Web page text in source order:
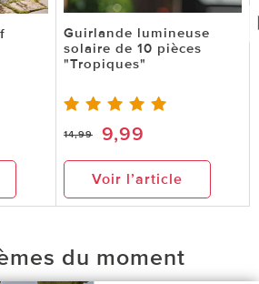
Guirlande lumineuse
solaire de 10 pièces
"Tropiques"
14,99 9,99
Voir l’article
du moment